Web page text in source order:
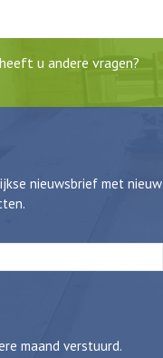
u andere vragen?
nieuwsbrief met nieuw
maand verstuurd.